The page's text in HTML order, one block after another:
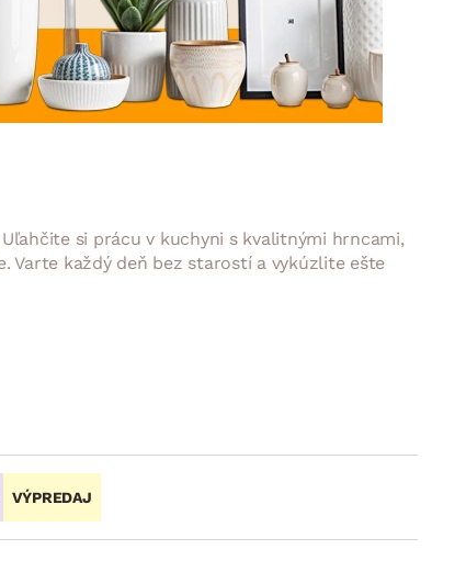
Záhradné doplnky
Zobrazit vše
VIANOCE
hojdačky
lehátka
doplnky
si prácu v kuchyni s kvalitnými hrncami,
Varte každý deň bez starostí a vykúzlite ešte
VÝPREDAJ